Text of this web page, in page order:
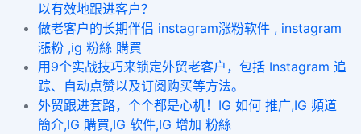
以有效地跟进客户？
做老客户的长期伴侣 instagram涨粉软件 , instagram
漲粉 ,ig 粉絲 購買
用9个实战技巧来锁定外贸老客户，包括 Instagram 追
踪、自动点赞以及订阅购买等方法。
外贸跟进套路，个个都是心机！IG 如何 推广,IG 頻道
簡介,IG 購買,IG 软件,IG 增加 粉絲